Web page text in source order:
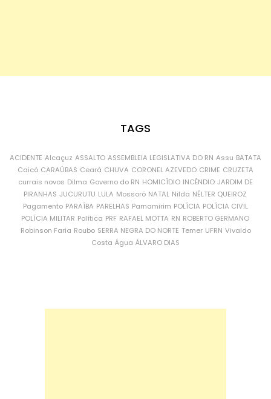
TAGS
ACIDENTE Alcaçuz ASSALTO ASSEMBLEIA LEGISLATIVA DO RN Assu BATATA
Caicó CARAÚBAS Ceará CHUVA CORONEL AZEVEDO CRIME CRUZETA
currais novos Dilma Governo do RN HOMICÍDIO INCÊNDIO JARDIM DE
PIRANHAS JUCURUTU LULA Mossoró NATAL Nilda NÉLTER QUEIROZ
Pagamento PARAÍBA PARELHAS Parnamirim POLÍCIA POLÍCIA CIVIL
POLÍCIA MILITAR Política PRF RAFAEL MOTTA RN ROBERTO GERMANO
Robinson Faria Roubo SERRA NEGRA DO NORTE Temer UFRN Vivaldo
Costa Água ÁLVARO DIAS